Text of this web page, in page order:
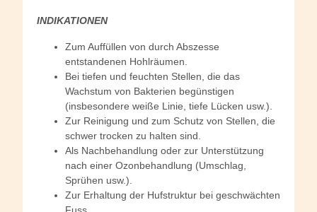
INDIKATIONEN
Zum Auffüllen von durch Abszesse
entstandenen Hohlräumen.
Bei tiefen und feuchten Stellen, die das
Wachstum von Bakterien begünstigen
(insbesondere weiße Linie, tiefe Lücken usw.).
Zur Reinigung und zum Schutz von Stellen, die
schwer trocken zu halten sind.
Als Nachbehandlung oder zur Unterstützung
nach einer Ozonbehandlung (Umschlag,
Sprühen usw.).
Zur Erhaltung der Hufstruktur bei geschwächten